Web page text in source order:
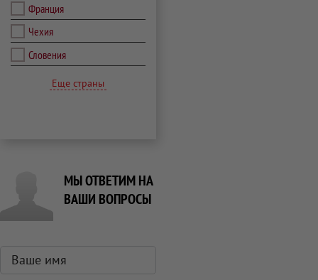
Франция
Чехия
Словения
Еще страны
МЫ ОТВЕТИМ НА
ВАШИ ВОПРОСЫ